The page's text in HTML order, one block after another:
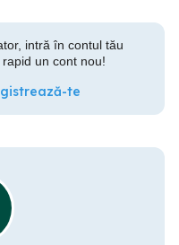
intră în contul tău
un cont nou!
te